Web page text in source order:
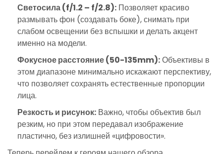
Светосила (f/1.2 – f/2.8): Позволяет красиво
размывать фон (создавать боке), снимать при
слабом освещении без вспышки и делать акцент
именно на модели.
Фокусное расстояние (50-135mm):Объективы в
этом диапазоне минимально искажают перспективу,
что позволяет сохранять естественные пропорции
лица.
Резкость и рисунок: Важно, чтобы объектив был
резким, но при этом передавал изображение
пластично, без излишней «цифровости».